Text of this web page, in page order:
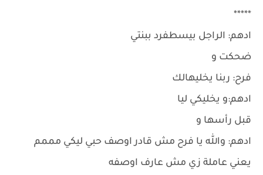
*****
ادهم: الراجل بيسطفرد ببنتي
ضحكت و
فرح: ربنا يخليهالك
ادهم:و يخليكي ليا
قبل رأسها و
ادهم: والله يا فرح مش قادر اوصف حبي ليكي مممم
يعني عاملة زي مش عارف اوصفه